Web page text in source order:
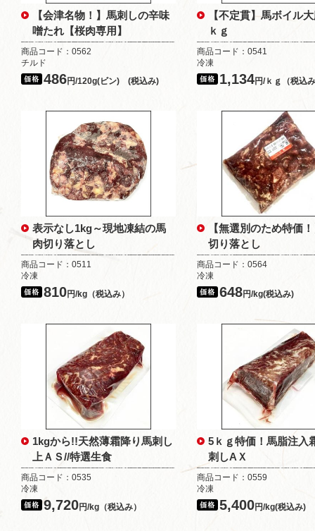
【会津名物！】馬刺しの辛味
噌たれ【桜肉専用】
商品コード：0562
チルド
486円/120g(ビン) (税込み)
【不定貫】馬ボイル
ｋｇ
商品コード：0541
冷凍
1,134円/ｋｇ（税込
表示なし1kg～現地凍結の馬
肉切り落とし
商品コード：0511
冷凍
810円/kg（税込み）
【無選別のため特価
切り落とし
商品コード：0564
冷凍
648円/kg(税込み)
1kgから!!天然薄霜降り馬刺し
上ＡＳ//特選生食
商品コード：0535
冷凍
9,720円/kg（税込み）
5ｋｇ特価！馬脂注入
刺しAＸ
商品コード：0559
冷凍
5,400円/kg(税込み)